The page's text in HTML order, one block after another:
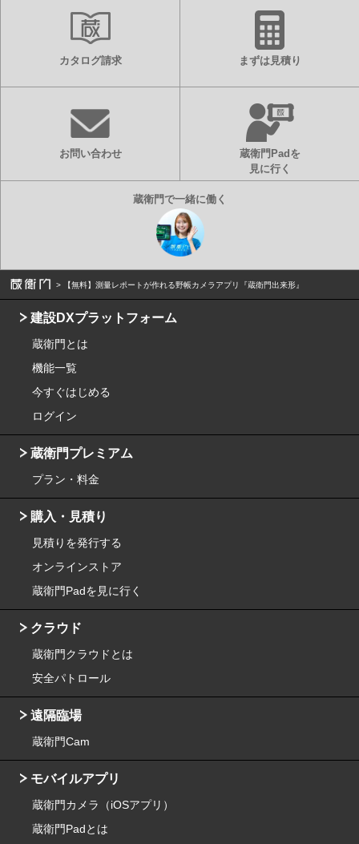
カタログ請求 まずは見積り
お問い合わせ
蔵衛門Padを
見に行く
【無料】測量レポートが作れる野帳カメラアプリ『蔵衛門出来形』
建設DXプラットフォーム
蔵衛門とは
機能一覧
今すぐはじめる
ログイン
蔵衛門プレミアム
プラン・料金
購入・見積り
見積りを発行する
オンラインストア
蔵衛門Padを見に行く
クラウド
蔵衛門クラウドとは
安全パトロール
遠隔臨場
蔵衛門Cam
モバイルアプリ
蔵衛門カメラ（iOSアプリ）
蔵衛門Padとは